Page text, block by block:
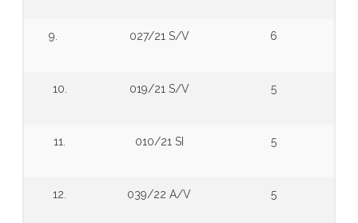
9. 027/21 S/V 6
10. 019/21 S/V 5
11. 010/21 SI 5
12. 039/22 A/V 5